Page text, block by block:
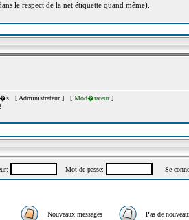
le respect de la net étiquette quand même).
[ Administrateur] [ Mod�rateur]
Mot de passe: Se
Nouveaux messages Pas de